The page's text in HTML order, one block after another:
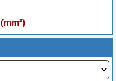
(mm²)